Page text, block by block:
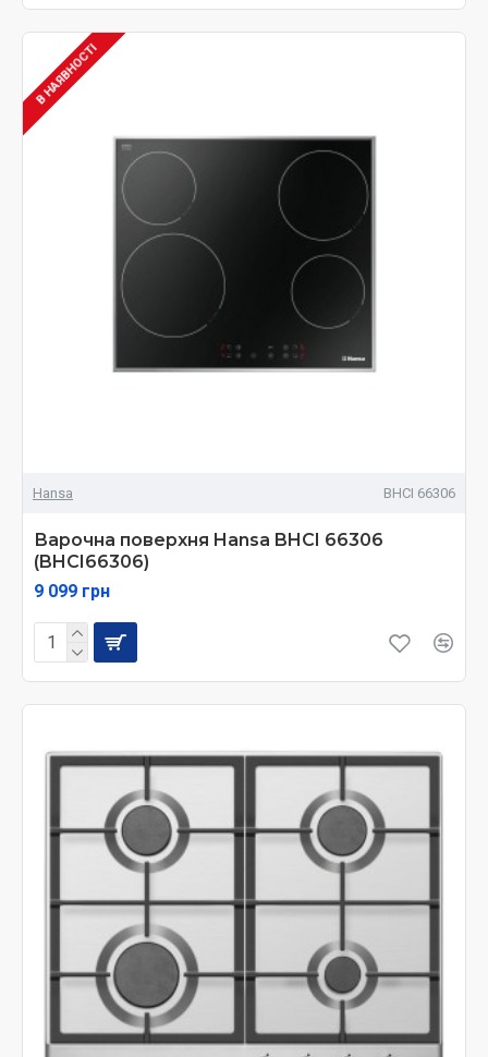
В НАЯВНОСТІ
Hansa BHCI 66306
Варочна поверхня Hansa BHCI 66306
(BHCI66306)
9 099 грн